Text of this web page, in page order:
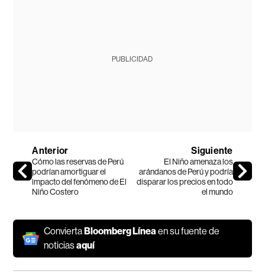
PUBLICIDAD
Anterior
Cómo las reservas de Perú
podrían amortiguar el
impacto del fenómeno de El
Niño Costero
Siguiente
El Niño amenaza los
arándanos de Perú y podría
disparar los precios en todo
el mundo
ConviertaBloomberg Líneaen su fuente de
noticiasaquí